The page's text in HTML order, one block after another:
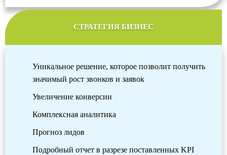
СТРАТЕГИЯ БИЗНЕС
Уникальное решение, которое позволит получить
значимый рост звонков и заявок
Увеличение конверсии
Комплексная аналитика
Прогноз лидов
Подробный отчет в разрезе поставленных KPI